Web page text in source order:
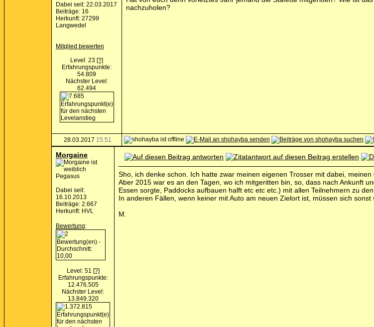
Dabei seit: 22.03.2017
Beiträge: 16
Herkunft: 27299
Langwedel
Mitglied bewerten
Level: 23 [?]
Erfahrungspunkte:
54.809
Nächster Level:
62.494
nachzuholen?
28.03.2017 15:51
Morgaine
Pegasus
Dabei seit:
16.10.2013
Beiträge: 2.667
Herkunft: HVL
Bewertung:
Level: 51 [?]
Erfahrungspunkte:
12.476.505
Nächster Level:
13.849.320
Sho, ich denke schon. Ich hatte zwar meinen eigenen Trosser mit dabei, meinen
Aber 2015 war es an den Tagen, wo ich mitgeritten bin, so, dass nach Ankunft
Essen sorgte, Paddocks aufbauen halft etc etc etc.) mit allen Teilnehmern zu
In anderen Fällen, wenn keiner mit Auto am neuen Zielort ist, müssen sich
M.